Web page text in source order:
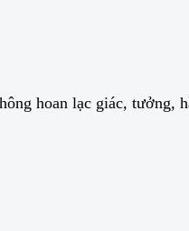
hoan lạc giác, tưởng,